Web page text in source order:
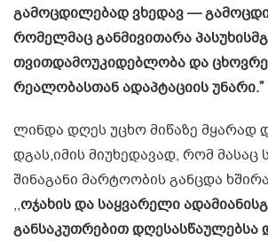
გამოცდილებად ვხედავ —
რომელმაც განმივითარა
თვითდამოუკიდებლობა და
რეალობასთან ადაპტაციის უნარი.”
ლინდა დღეს უცხო მიწაზე მყარად
დგას,იმის მიუხედავად, რომ მასაც
შინაგანი მარტოობის განცდა
,,ოჯახის და საყვარელი
განსაკუთრებით დღესასწაულებსა